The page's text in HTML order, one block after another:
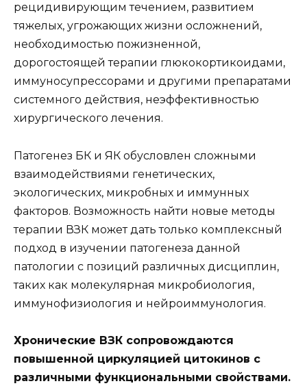
рецидивирующим течением, развитием
тяжелых, угрожающих жизни осложнений,
необходимостью пожизненной,
дорогостоящей терапии глюкокортикоидами,
иммуносупрессорами и другими препаратами
системного действия, неэффективностью
хирургического лечения.
Патогенез БК и ЯК обусловлен сложными
взаимодействиями генетических,
экологических, микробных и иммунных
факторов. Возможность найти новые методы
терапии ВЗК может дать только комплексный
подход в изучении патогенеза данной
патологии с позиций различных дисциплин,
таких как молекулярная микробиология,
иммунофизиология и нейроиммунология.
Хронические ВЗК сопровождаются
повышенной циркуляцией цитокинов с
различными функциональными свойствами.